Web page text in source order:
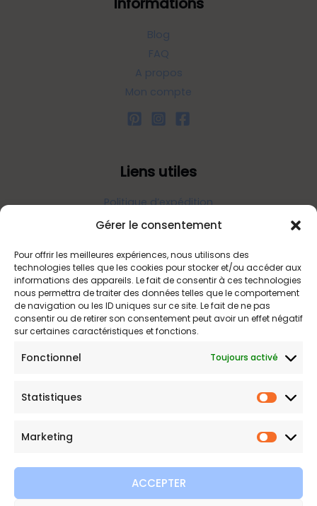
Gérer le consentement
Pour offrir les meilleures expériences, nous utilisons des
technologies telles que les cookies pour stocker et/ou accéder aux
informations des appareils. Le fait de consentir à ces technologies
nous permettra de traiter des données telles que le comportement
de navigation ou les ID uniques sur ce site. Le fait de ne pas
consentir ou de retirer son consentement peut avoir un effet négatif
sur certaines caractéristiques et fonctions.
Fonctionnel Toujours activé
Statistiques
Marketing
ACCEPTER
Blog
FAQ
A propos
Mon compte
Liens utiles
Politique d’expédition
Politique de confidentialité
Conditions générales de vente et d’utilisation
Bijouterie en ligne
beautés scintillantes. Une question sur nos bijoux ou une